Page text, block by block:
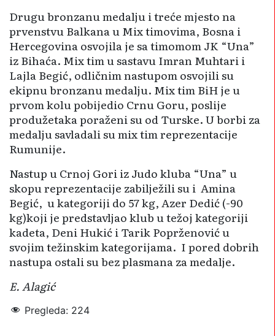
Drugu bronzanu medalju i treće mjesto na
prvenstvu Balkana u Mix timovima, Bosna i
Hercegovina osvojila je sa timomom JK “Una”
iz Bihaća. Mix tim u sastavu Imran Muhtari i
Lajla Begić, odličnim nastupom osvojili su
ekipnu bronzanu medalju. Mix tim BiH je u
prvom kolu pobijedio Crnu Goru, poslije
produžetaka poraženi su od Turske. U borbi za
medalju savladali su mix tim reprezentacije
Rumunije.
Nastup u Crnoj Gori iz Judo kluba “Una” u
skopu reprezentacije zabilježili su i Amina
Begić, u kategoriji do 57 kg, Azer Dedić (-90
kg)koji je predstavljao klub u težoj kategoriji
kadeta, Deni Hukić i Tarik Poprženović u
svojim težinskim kategorijama. I pored dobrih
nastupa ostali su bez plasmana za medalje.
E. Alagić
Pregleda: 224